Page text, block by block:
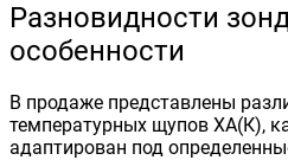
Разновидности
особенности
В продаже представлены
температурных щупов ХА(К),
адаптирован под